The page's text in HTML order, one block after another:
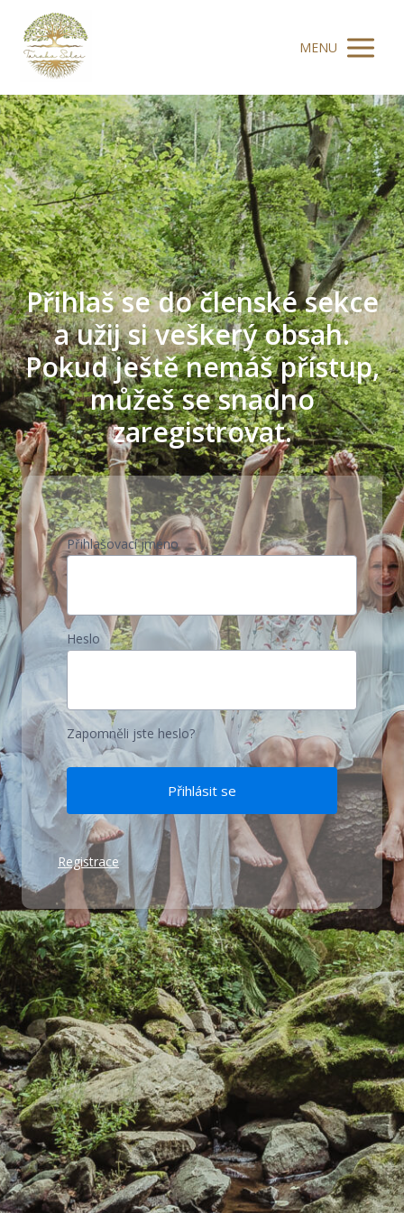
MENU
Přihlaš se do členské sekce
a užij si veškerý obsah.
Pokud ještě nemáš přístup,
můžeš se snadno
zaregistrovat.
Přihlašovací jméno
Heslo
Zapomněli jste heslo?
Registrace